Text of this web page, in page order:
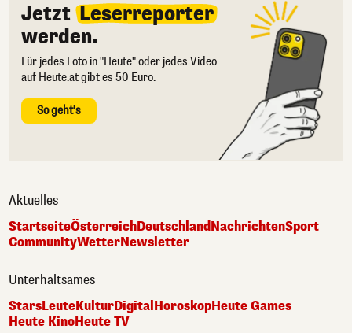
Jetzt Leserreporter
werden.
Für jedes Foto in "Heute" oder jedes Video
auf Heute.at gibt es 50 Euro.
So geht's
Aktuelles
StartseiteÖsterreichDeutschlandNachrichtenSport
CommunityWetterNewsletter
Unterhaltsames
StarsLeuteKulturDigital HoroskopHeute Games
Heute KinoHeute TV